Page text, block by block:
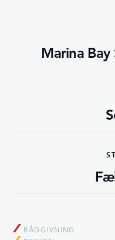
Marina Bay
RÅDGIVNING